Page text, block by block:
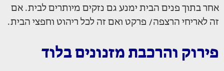
אחר בתוך פנים הבית ימנע גם נזקים מיותרים לבית. אם
זה לאריחי הרצפה/ פרקט ואם זה לכל ריהוט וחפצי הבית.
פירוק והרכבת מזנונים בלוד